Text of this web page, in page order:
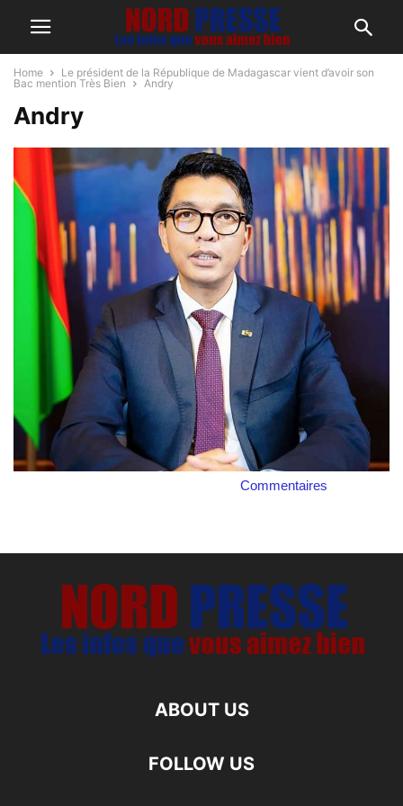
Home
Le président de la République de Madagascar vient d’avoir son
Bac mention Très Bien
Andry
Andry
Commentaires
ABOUT US
FOLLOW US